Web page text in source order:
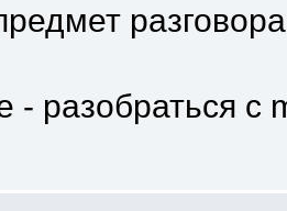
- разобраться с